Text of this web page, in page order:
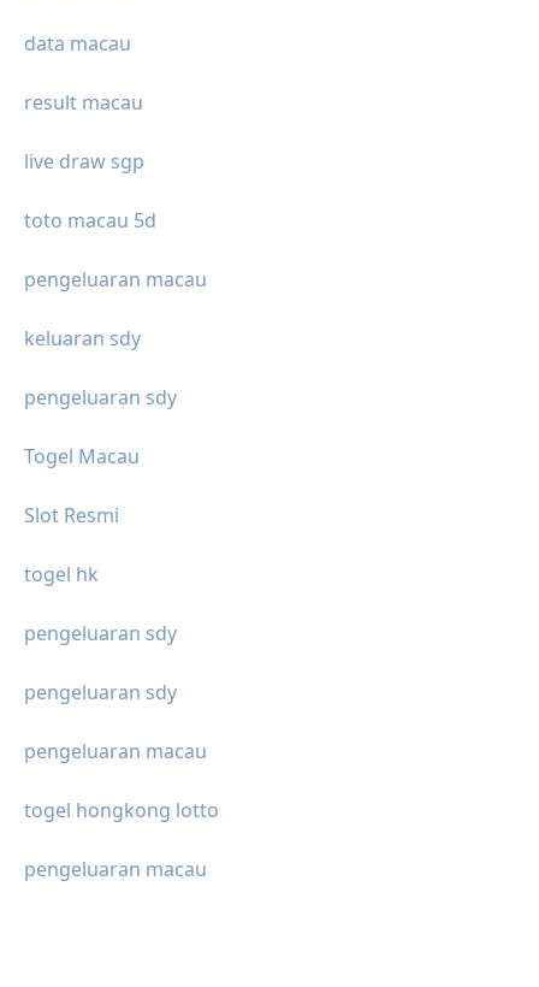
data macau
result macau
live draw sgp
toto macau 5d
pengeluaran macau
keluaran sdy
pengeluaran sdy
Togel Macau
Slot Resmi
togel hk
pengeluaran sdy
pengeluaran sdy
pengeluaran macau
togel hongkong lotto
pengeluaran macau